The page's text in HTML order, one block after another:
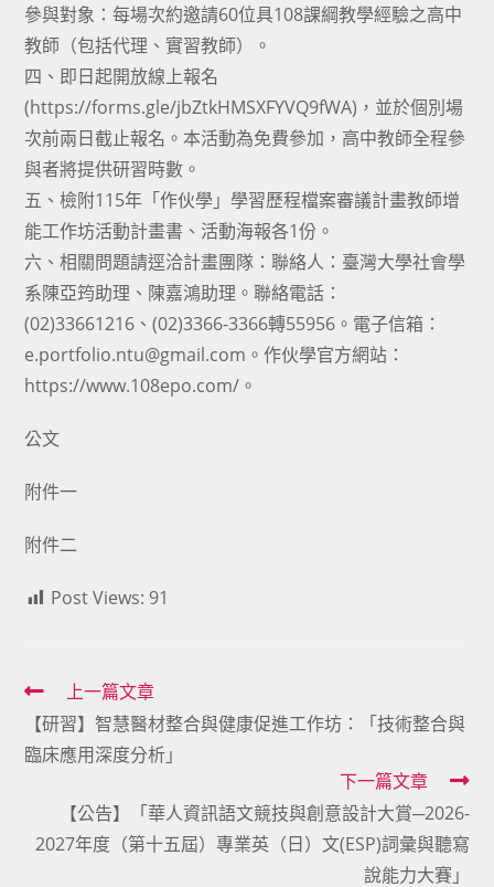
參與對象：每場次約邀請60位具108課綱教學經驗之高中
教師（包括代理、實習教師）。
四、即日起開放線上報名
(https://forms.gle/jbZtkHMSXFYVQ9fWA)，並於個別場
次前兩日截止報名。本活動為免費參加，高中教師全程參
與者將提供研習時數。
五、檢附115年「作伙學」學習歷程檔案審議計畫教師增
能工作坊活動計畫書、活動海報各1份。
六、相關問題請逕洽計畫團隊：聯絡人：臺灣大學社會學
系陳亞筠助理、陳嘉鴻助理。聯絡電話：
(02)33661216、(02)3366-3366轉55956。電子信箱：
e.portfolio.ntu@gmail.com。作伙學官方網站：
https://www.108epo.com/。
公文
附件一
附件二
Post Views: 91
Read
more
articles
上一篇文章
【研習】智慧醫材整合與健康促進工作坊：「技術整合與
臨床應用深度分析」
下一篇文章
【公告】「華人資訊語文競技與創意設計大賞─2026-
2027年度（第十五屆）專業英（日）文(ESP)詞彙與聽寫
說能力大賽」